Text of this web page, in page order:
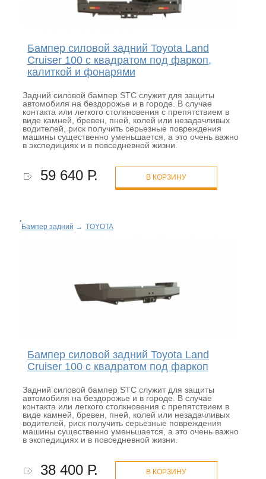
Бампер силовой задний Toyota Land
Cruiser 100 с квадратом под фаркоп,
калиткой и фонарями
Задний силовой бампер STC служит для защиты
автомобиля на бездорожье и в городе. В случае
контакта или легкого столкновения с препятствием в
виде камней, бревен, пней, колей или незадачливых
водителей, риск получить серьезные повреждения
машины существенно уменьшается, а это очень важно
в экспедициях и в повседневной жизни.
59 640 Р. В КОРЗИНУ
Бампер задний → TOYOTA
Бампер силовой задний Toyota Land
Cruiser 100 с квадратом под фаркоп
Задний силовой бампер STC служит для защиты
автомобиля на бездорожье и в городе. В случае
контакта или легкого столкновения с препятствием в
виде камней, бревен, пней, колей или незадачливых
водителей, риск получить серьезные повреждения
машины существенно уменьшается, а это очень важно
в экспедициях и в повседневной жизни.
38 400 Р. В КОРЗИНУ